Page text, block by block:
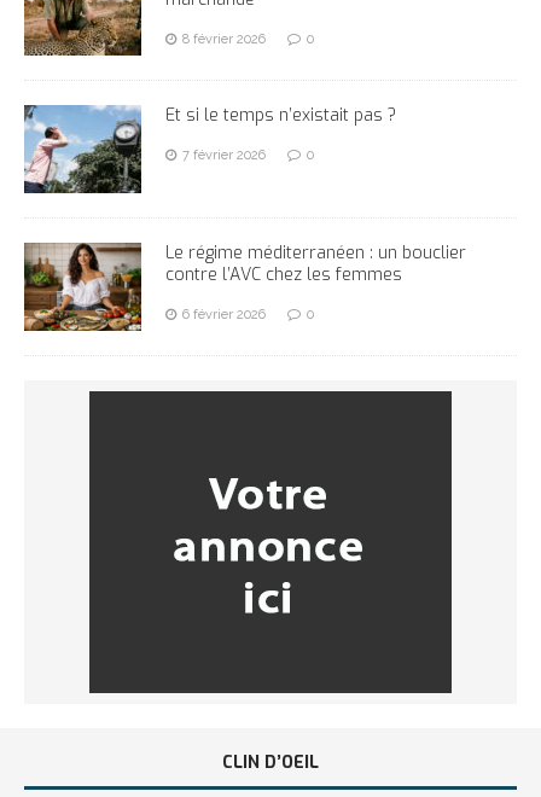
8 février 2026 0
Et si le temps n’existait pas ?
7 février 2026 0
Le régime méditerranéen : un bouclier
contre l’AVC chez les femmes
6 février 2026 0
CLIN D’OEIL